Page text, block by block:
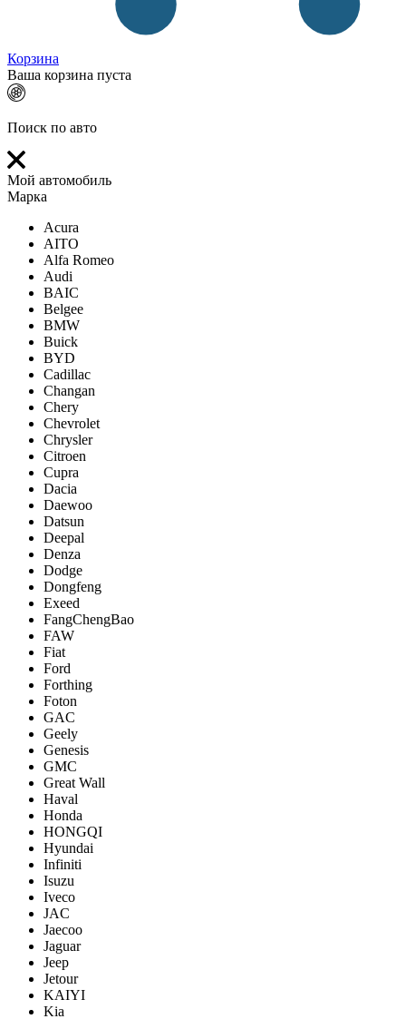
Корзина
Ваша корзина пуста
Поиск по авто
Мой автомобиль
Марка
Acura
AITO
Alfa Romeo
Audi
BAIC
Belgee
BMW
Buick
BYD
Cadillac
Changan
Chery
Chevrolet
Chrysler
Citroen
Cupra
Dacia
Daewoo
Datsun
Deepal
Denza
Dodge
Dongfeng
Exeed
FangChengBao
FAW
Fiat
Ford
Forthing
Foton
GAC
Geely
Genesis
GMC
Great Wall
Haval
Honda
HONGQI
Hyundai
Infiniti
Isuzu
Iveco
JAC
Jaecoo
Jaguar
Jeep
Jetour
KAIYI
Kia